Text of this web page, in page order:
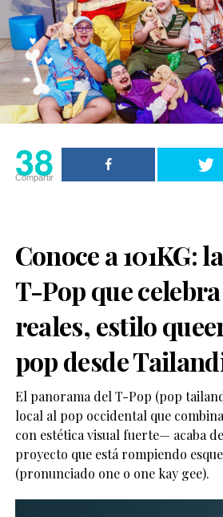
38
Compartir
Conoce a 101KG:
T-Pop que
reales, estilo
pop desde
El panorama del T-Pop (pop
local al pop occidental que
con estética visual fuerte— acaba
proyecto que está rompiendo
(pronunciado one o one kay gee).